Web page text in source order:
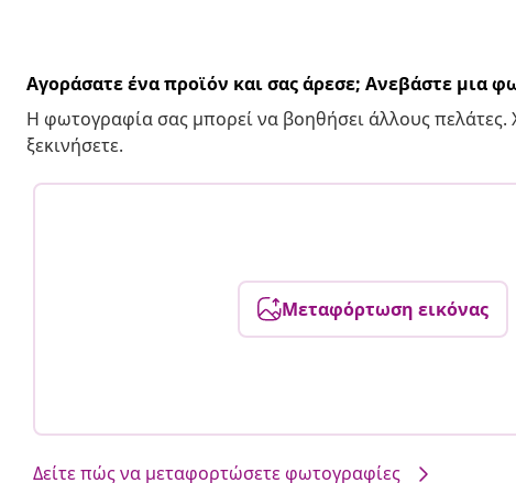
Αγοράσατε ένα προϊόν και σας άρεσε; Ανεβάστε μια
Η φωτογραφία σας μπορεί να βοηθήσει άλλους
ξεκινήσετε.
Μεταφόρτωση εικόνας
Δείτε πώς να μεταφορτώσετε φωτογραφίες